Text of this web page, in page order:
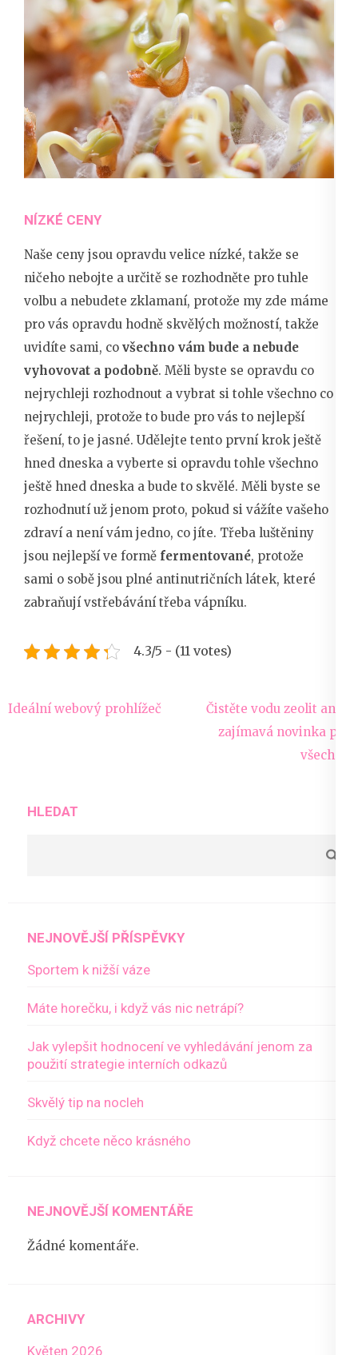
NÍZKÉ CENY
Naše ceny jsou opravdu velice nízké, takže se
ničeho nebojte a určitě se rozhodněte pro tuhle
volbu a nebudete zklamaní, protože my zde máme
pro vás opravdu hodně skvělých možností, takže
uvidíte sami, co všechno vám bude a nebude
vyhovovat a podobně. Měli byste se opravdu co
nejrychleji rozhodnout a vybrat si tohle všechno co
nejrychleji, protože to bude pro vás to nejlepší
řešení, to je jasné. Udělejte tento první krok ještě
hned dneska a vyberte si opravdu tohle všechno
ještě hned dneska a bude to skvělé. Měli byste se
rozhodnutí už jenom proto, pokud si vážíte vašeho
zdraví a není vám jedno, co jíte. Třeba luštěniny
jsou nejlepší ve formě fermentované, protože
sami o sobě jsou plné antinutričních látek, které
zabraňují vstřebávání třeba vápníku.
4.3/5 - (11 votes)
Navigace
Ideální webový prohlížeč
Čistěte vodu zeolit aneb
zajímavá novinka pro
všechny
HLEDAT
NEJNOVĚJŠÍ PŘÍSPĚVKY
Sportem k nižší váze
Máte horečku, i když vás nic netrápí?
Jak vylepšit hodnocení ve vyhledávání jenom za
použití strategie interních odkazů
Skvělý tip na nocleh
Když chcete něco krásného
NEJNOVĚJŠÍ KOMENTÁŘE
Žádné komentáře.
ARCHIVY
Květen 2026